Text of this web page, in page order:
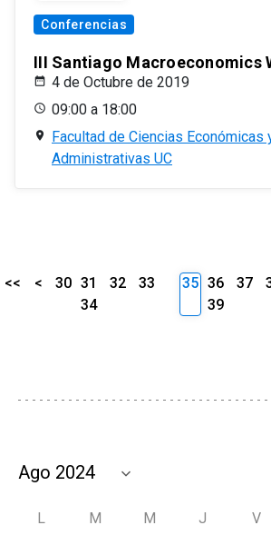
Conferencias
III Santiago Macroeconomics
4 de Octubre de 2019
09:00 a 18:00
Facultad de Ciencias Económicas
Administrativas UC
<< < 30 31 32
33
34
35 36 37
39
L M M J V